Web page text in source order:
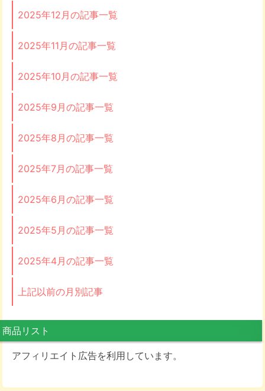
2025年12月の記事一覧
2025年11月の記事一覧
2025年10月の記事一覧
2025年9月の記事一覧
2025年8月の記事一覧
2025年7月の記事一覧
2025年6月の記事一覧
2025年5月の記事一覧
2025年4月の記事一覧
上記以前の月別記事
商品リスト
アフィリエイト広告を利用しています。